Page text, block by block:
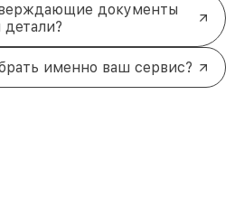
документы
именно ваш сервис?